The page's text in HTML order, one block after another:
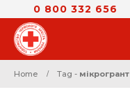
0 800 332 656
Home Tag - мікрогрант